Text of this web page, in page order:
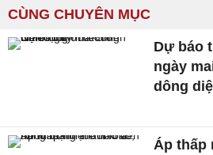
CÙNG CHUYÊN MỤC
Dự báo
ngày
dông
Áp thấp